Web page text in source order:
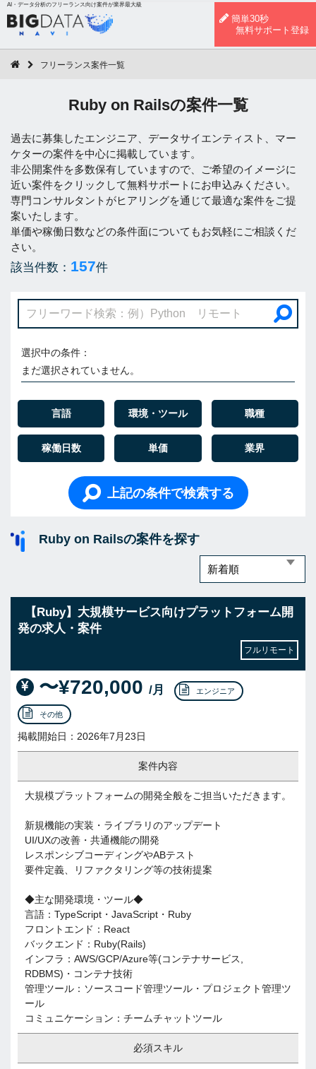
AI・データ分析のフリーランス向け案件が業界最大級
簡単30秒
無料サポート登録
フリーランス案件一覧
Ruby on Railsの案件一覧
過去に募集したエンジニア、データサイエンティスト、マー
ケターの案件を中心に掲載しています。
非公開案件を多数保有していますので、ご希望のイメージに
近い案件をクリックして無料サポートにお申込みください。
専門コンサルタントがヒアリングを通じて最適な案件をご提
案いたします。
単価や稼働日数などの条件面についてもお気軽にご相談くだ
さい。
該当件数： 157件
選択中の条件：
まだ選択されていません。
言語 環境・ツール 職種
稼働日数 単価 業界
上記の条件で検索する
Ruby on Railsの案件を探す
【Ruby】大規模サービス向けプラットフォーム開
発の求人・案件
フルリモート
〜¥720,000 /月 エンジニア
その他
掲載開始日：2026年7月23日
案件内容
大規模プラットフォームの開発全般をご担当いただきます。
新規機能の実装・ライブラリのアップデート
UI/UXの改善・共通機能の開発
レスポンシブコーディングやABテスト
要件定義、リファクタリング等の技術提案
◆主な開発環境・ツール◆
言語：TypeScript・JavaScript・Ruby
フロントエンド：React
バックエンド：Ruby(Rails)
インフラ：AWS/GCP/Azure等(コンテナサービス,
RDBMS)・コンテナ技術
管理ツール：ソースコード管理ツール・プロジェクト管理ツ
ール
コミュニケーション：チームチャットツール
必須スキル